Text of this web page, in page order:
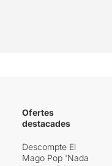
Ofertes
destacades
Descompte El
Mago Pop 'Nada